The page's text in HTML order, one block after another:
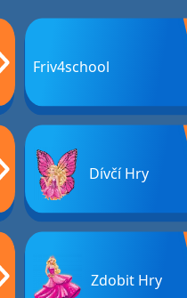
Friv4school
Dívčí Hry
Zdobit Hry